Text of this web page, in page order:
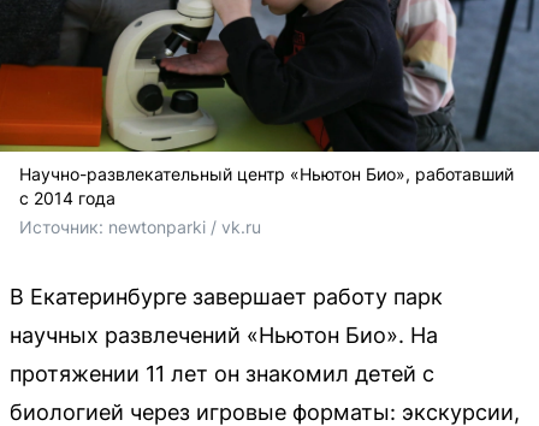
Научно-развлекательный центр «Ньютон Био», работавший
с 2014 года
Источник: newtonparki / vk.ru
В Екатеринбурге завершает работу парк
научных развлечений «Ньютон Био». На
протяжении 11 лет он знакомил детей с
биологией через игровые форматы: экскурсии,